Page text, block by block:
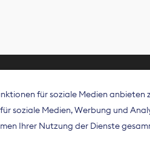
Digitalpublisher und
die Interessen der
EU-Ebene.
für soziale Medien
soziale Medien, Werbung und
Ihrer Nutzung der Dienste